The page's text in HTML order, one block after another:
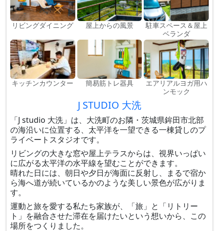
リビングダイニング 屋上からの風景
駐車スペース＆屋上
ベランダ
キッチンカウンター 簡易筋トレ器具
エアリアルヨガ用ハ
ンモック
J STUDIO 大洗
「J studio 大洗」は、大洗町のお隣・茨城県鉾田市北部
の海沿いに位置する、太平洋を一望できる一棟貸しのプ
ライベートスタジオです。
リビングの大きな窓や屋上テラスからは、視界いっぱい
に広がる太平洋の水平線を望むことができます。
晴れた日には、朝日や夕日が海面に反射し、まるで宿か
ら海へ道が続いているかのような美しい景色が広がりま
す。
運動と旅を愛する私たち家族が、「旅」と「リトリー
ト」を融合させた滞在を届けたいという想いから、この
場所をつくりました。